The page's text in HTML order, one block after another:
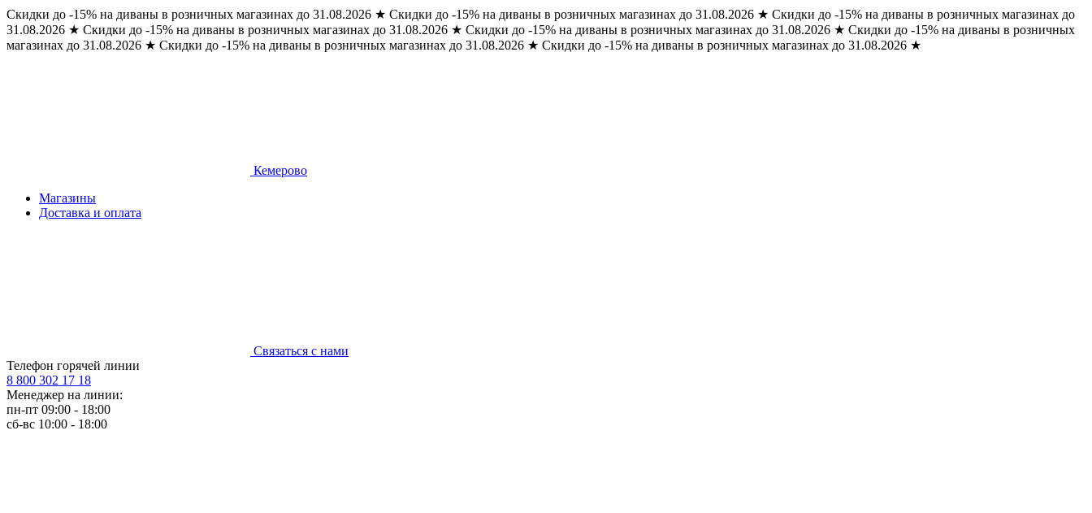
Скидки до -15% на диваны в розничных магазинах до 31.08.2026 ★ Скидки до -15% на диваны в розничных магазинах до 31.08.2026 ★ Скидки до -15% на диваны в розничных магазинах до
31.08.2026 ★ Скидки до -15% на диваны в розничных магазинах до 31.08.2026 ★ Скидки до -15% на диваны в розничных магазинах до 31.08.2026 ★ Скидки до -15% на диваны в розничных
магазинах до 31.08.2026 ★ Скидки до -15% на диваны в розничных магазинах до 31.08.2026 ★ Скидки до -15% на диваны в розничных магазинах до 31.08.2026 ★
Кемерово
Магазины
Доставка и оплата
Связаться с нами
Телефон горячей линии
8 800 302 17 18
Менеджер на линии:
пн-пт 09:00 - 18:00
сб-вс 10:00 - 18:00